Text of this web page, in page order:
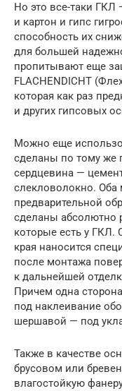
Но это все-таки ГКЛ
и картон и гипс
способность их
для большей
пропитывают еще
FLACHENDICHT
которая как раз
и других гипсовых
Можно еще
сделаны по тому же
сердцевина —
слекловолокно. Оба
предварительной
сделаны абсолютно
которые есть у ГКЛ.
края наносится
после монтажа
к дальнейшей
Причем одна
под наклеивание
шершавой — под
Также в качестве
брусовом или
влагостойкую